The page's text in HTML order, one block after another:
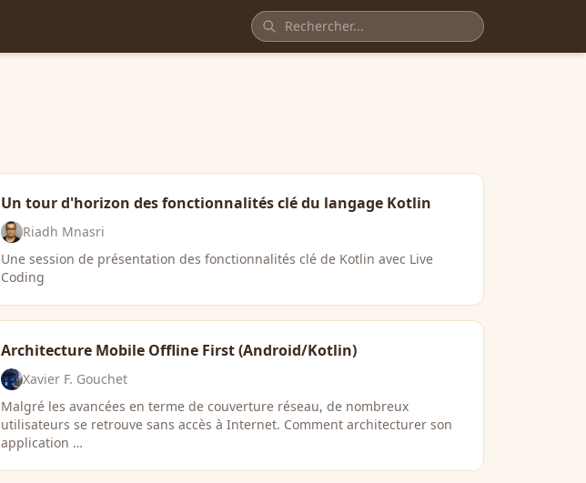
Un tour d'horizon des fonctionnalités clé du langage Kotlin
Riadh Mnasri
Une session de présentation des fonctionnalités clé de Kotlin avec Live
Coding
Architecture Mobile Offline First (Android/Kotlin)
Xavier F. Gouchet
Malgré les avancées en terme de couverture réseau, de nombreux
utilisateurs se retrouve sans accès à Internet. Comment architecturer son
application …